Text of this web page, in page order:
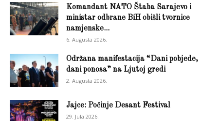
Komandant NATO Štaba Sarajevo i
ministar odbrane BiH obišli tvornice
namjenske...
6. Augusta 2026.
Održana manifestacija “Dani pobjede,
dani ponosa” na Ljutoj gredi
2. Augusta 2026.
Jajce: Počinje Desant Festival
29. Jula 2026.